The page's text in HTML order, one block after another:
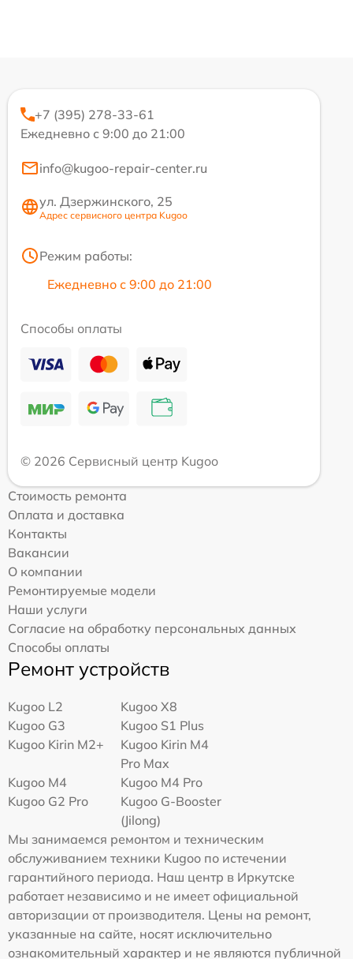
+7 (395) 278-33-61
Ежедневно с 9:00 до 21:00
info@kugoo-repair-center.ru
ул. Дзержинского, 25
Адрес сервисного центра Kugoo
Режим работы:
Ежедневно с 9:00 до 21:00
Способы оплаты
© 2026 Сервисный центр Kugoo
Стоимость ремонта
Оплата и доставка
Контакты
Вакансии
О компании
Ремонтируемые модели
Наши услуги
Согласие на обработку персональных данных
Способы оплаты
Ремонт устройств
Kugoo L2
Kugoo X8
Kugoo G3
Kugoo S1 Plus
Kugoo Kirin M2+
Kugoo Kirin M4
Pro Max
Kugoo M4
Kugoo M4 Pro
Kugoo G2 Pro
Kugoo G-Booster
(Jilong)
Мы занимаемся ремонтом и техническим
обслуживанием техники Kugoo по истечении
гарантийного периода. Наш центр в Иркутске
работает независимо и не имеет официальной
авторизации от производителя. Цены на ремонт,
указанные на сайте, носят исключительно
ознакомительный характер и не являются публичной